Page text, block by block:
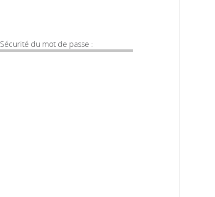
Sécurité du mot de passe :